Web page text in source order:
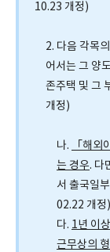
10.23 개정)
2. 다음 각목
어서는 그 양
존주택 및 그
개정)
나.
「해
는 경우. 다
서 출국일
02.22 개정)
다. 1년 이
근무상의